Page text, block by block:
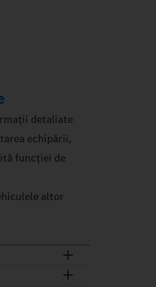
detaliate
echipării,
funcției de
altor